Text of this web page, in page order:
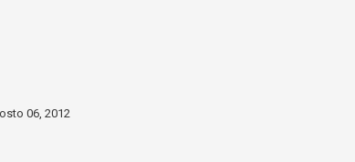
06, 2012